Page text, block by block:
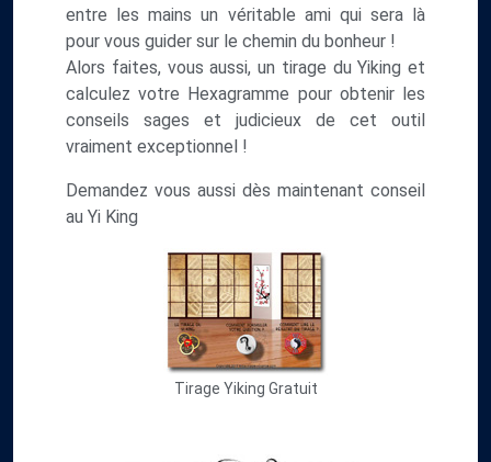
entre les mains un véritable ami qui sera là
pour vous guider sur le chemin du bonheur !
Alors faites, vous aussi, un tirage du Yiking et
calculez votre Hexagramme pour obtenir les
conseils sages et judicieux de cet outil
vraiment exceptionnel !
Demandez vous aussi dès maintenant conseil
au Yi King
Tirage Yiking Gratuit